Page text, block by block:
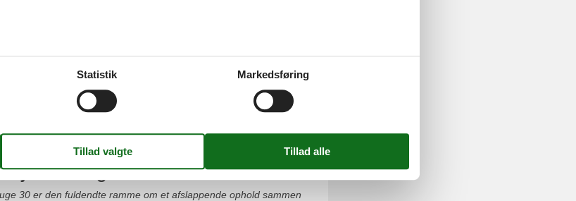
uge 31
31 er den fuldendte ramme om et skønt ophold sammen med
uge 30
30 er den fuldendte ramme om et afslappende ophold sammen
Statistik Markedsføring